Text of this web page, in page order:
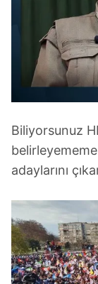
Biliyorsunuz
belirleyememe
adaylarını